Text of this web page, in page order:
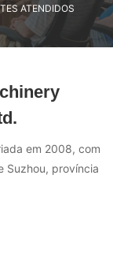
ATENDIDOS
em 2008, com
Suzhou, província